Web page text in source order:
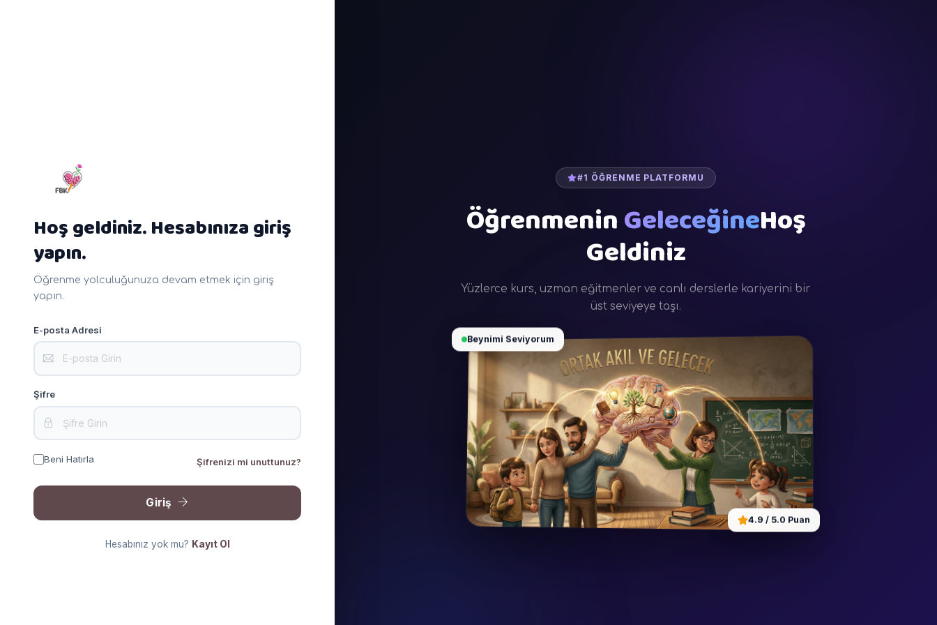
Hoş geldiniz. Hesabınıza giriş
yapın.
Öğrenme yolculuğunuza devam etmek için giriş
yapın.
E-posta Adresi
Şifre
Beni Hatırla Şifrenizi mi unuttunuz?
Giriş
Hesabınız yok mu? Kayıt Ol
#1 ÖĞRENME PLATFORMU
ÖğrenmeninGeleceğineHoş
Geldiniz
Yüzlerce kurs, uzman eğitmenler ve canlı derslerle kariyerini bir
üst seviyeye taşı.
Beynimi Seviyorum
4.9 / 5.0 Puan